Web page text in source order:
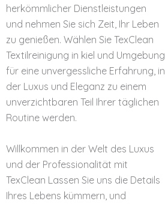
herkömmlicher Dienstleistungen
und nehmen Sie sich Zeit, Ihr Leben
zu genießen. Wählen Sie TexClean
Textilreinigung in kiel und Umgebung
für eine unvergessliche Erfahrung, in
der Luxus und Eleganz zu einem
unverzichtbaren Teil Ihrer täglichen
Routine werden.
Willkommen in der Welt des Luxus
und der Professionalität mit
TexClean Lassen Sie uns die Details
Ihres Lebens kümmern, und